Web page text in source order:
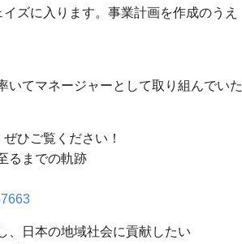
ズに入ります。事業計画を作成のうえ
いてマネージャーとして取り組んでいた
ひご覧ください！
るまでの軌跡
、日本の地域社会に貢献したい